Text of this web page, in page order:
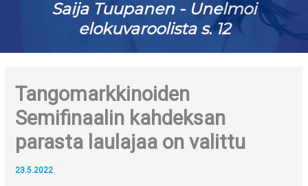
Saija Tuupanen - Unelmoi
elokuvaroolista s. 12
Tangomarkkinoiden
Semifinaalin kahdeksan
parasta laulajaa on valittu
23.5.2022